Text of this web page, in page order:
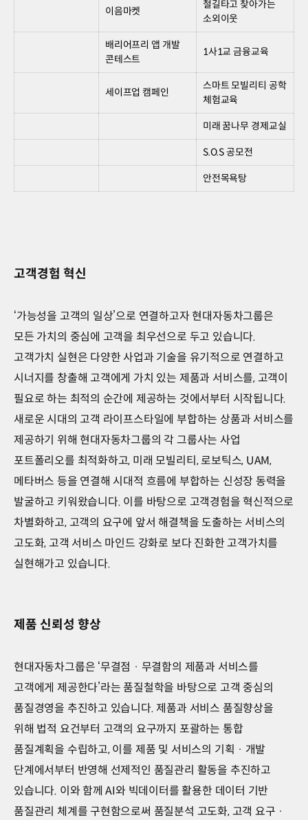
이음마켓
철길타고 찾아가는
소외이웃
배리어프리 앱 개발
콘테스트
1사1교 금융교육
세이프업 캠페인
스마트 모빌리티 공학
체험교육
미래 꿈나무 경제교실
S.O.S 공모전
안전목욕탕
고객경험 혁신
‘가능성을 고객의 일상’으로 연결하고자 현대자동차그룹은
모든 가치의 중심에 고객을 최우선으로 두고 있습니다.
고객가치 실현은 다양한 사업과 기술을 유기적으로 연결하고
시너지를 창출해 고객에게 가치 있는 제품과 서비스를, 고객이
필요로 하는 최적의 순간에 제공하는 것에서부터 시작됩니다.
새로운 시대의 고객 라이프스타일에 부합하는 상품과 서비스를
제공하기 위해 현대자동차그룹의 각 그룹사는 사업
포트폴리오를 최적화하고, 미래 모빌리티, 로보틱스, UAM,
메타버스 등을 연결해 시대적 흐름에 부합하는 신성장 동력을
발굴하고 키워왔습니다. 이를 바탕으로 고객경험을 혁신적으로
차별화하고, 고객의 요구에 앞서 해결책을 도출하는 서비스의
고도화, 고객 서비스 마인드 강화로 보다 진화한 고객가치를
실현해가고 있습니다.
제품 신뢰성 향상
현대자동차그룹은 ‘무결점 · 무결함의 제품과 서비스를
고객에게 제공한다’라는 품질철학을 바탕으로 고객 중심의
품질경영을 추진하고 있습니다. 제품과 서비스 품질향상을
위해 법적 요건부터 고객의 요구까지 포괄하는 통합
품질계획을 수립하고, 이를 제품 및 서비스의 기획 · 개발
단계에서부터 반영해 선제적인 품질관리 활동을 추진하고
있습니다. 이와 함께 AI와 빅데이터를 활용한 데이터 기반
품질관리 체계를 구현함으로써 품질분석 고도화, 고객 요구 ·